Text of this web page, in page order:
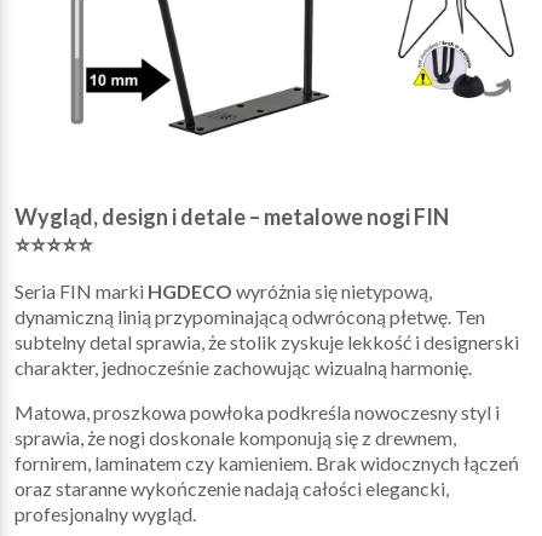
Wygląd, design i detale – metalowe nogi FIN
⭐⭐⭐⭐⭐
Seria FIN marki HGDECO wyróżnia się nietypową,
dynamiczną linią przypominającą odwróconą płetwę. Ten
subtelny detal sprawia, że stolik zyskuje lekkość i designerski
charakter, jednocześnie zachowując wizualną harmonię.
Matowa, proszkowa powłoka podkreśla nowoczesny styl i
sprawia, że nogi doskonale komponują się z drewnem,
fornirem, laminatem czy kamieniem. Brak widocznych łączeń
oraz staranne wykończenie nadają całości elegancki,
profesjonalny wygląd.